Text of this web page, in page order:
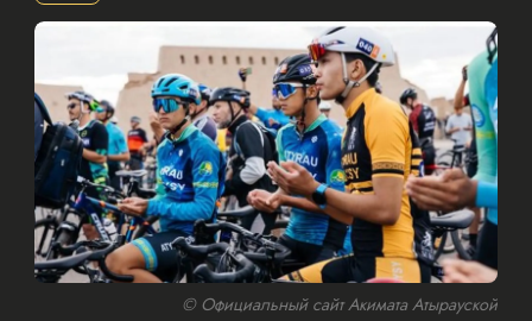
© Официальный сайт Акимата Атырауской